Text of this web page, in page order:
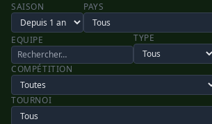
SAISON PAYS
EQUIPE TYPE
COMPÉTITION
TOURNOI